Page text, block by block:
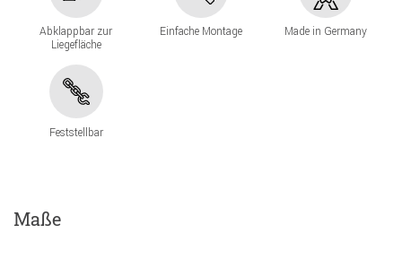
Abklappbar zur
Liegefläche
Einfache Montage Made in Germany
Feststellbar
Maße